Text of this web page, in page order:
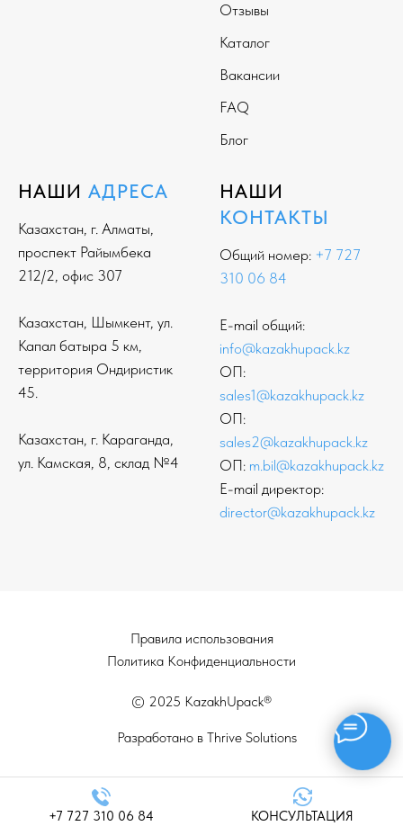
+7 727 310 06 84 КОНСУЛЬТАЦИЯ
Отзывы
Каталог
Вакансии
FAQ
Блог
НАШИ АДРЕСА
Казахстан, г. Алматы,
проспект Райымбека
212/2, офис 307
Казахстан, Шымкент, ул.
Капал батыра 5 км,
территория Ондиристик
45.
Казахстан, г. Караганда,
ул. Камская, 8, склад №4
НАШИ
КОНТАКТЫ
Общий номер: +7 727
310 06 84
E-mail общий:
info@kazakhupack.kz
ОП:
sales1@kazakhupack.kz
ОП:
sales2@kazakhupack.kz
ОП: m.bil@kazakhupack.kz
E-mail директор:
director@kazakhupack.kz
Правила использования
Политика Конфиденциальности
© 2025 KazakhUpack®
Разработано в Thrive Solutions